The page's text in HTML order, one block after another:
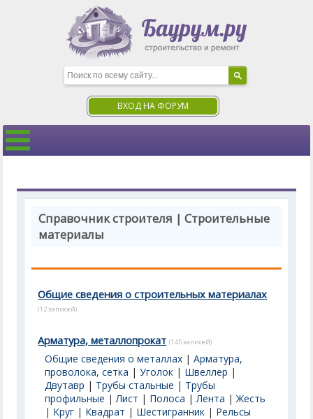
ВХОД НА ФОРУМ
Справочник строителя | Строительные
материалы
Общие сведения о строительных материалах
(12 записей)
Арматура, металлопрокат (145 записей)
Общие сведения о металлах |Арматура,
проволока, сетка |Уголок | Швеллер |
Двутавр | Трубы стальные | Трубы
профильные |Лист | Полоса |Лента |Жесть
| Круг | Квадрат | Шестигранник | Рельсы